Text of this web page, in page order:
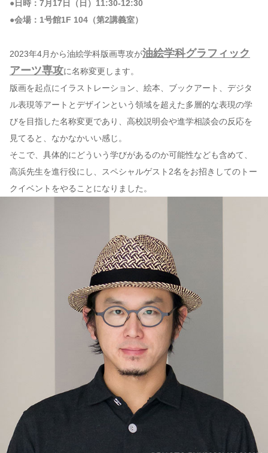
●日時：7月17日（日）11:30-12:30
●会場：1号館1F 104（第2講義室）
2023年4月から油絵学科版画専攻が油絵学科グラフィック
アーツ専攻に名称変更します。
版画を起点にイラストレーション、絵本、ブックアート、デジタ
ル表現等アートとデザインという領域を超えた多層的な表現の学
びを目指した名称変更であり、高校説明会や進学相談会の反応を
見てると、なかなかいい感じ。
そこで、具体的にどういう学びがあるのか可能性なども含めて、
高浜先生を進行役にし、スペシャルゲスト2名をお招きしてのトー
クイベントをやることになりました。